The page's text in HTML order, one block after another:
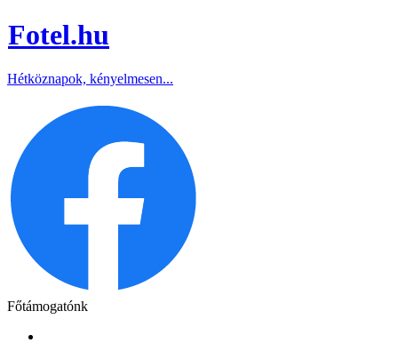
Fotel.hu
Hétköznapok, kényelmesen...
Főtámogatónk